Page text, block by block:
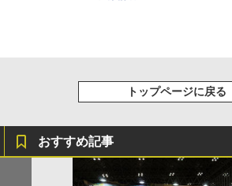
トップページに戻る
おすすめ記事